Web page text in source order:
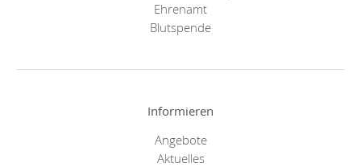
Ehrenamt
Blutspende
Informieren
Angebote
Aktuelles